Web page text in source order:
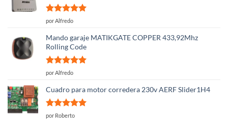
Valorado
por Alfredo
Mando garaje MATIKGATE COPPER 433,92Mhz
Rolling Code
Valorado
por Alfredo
Cuadro para motor corredera 230v AERF Slider1H4
Valorado
por Roberto